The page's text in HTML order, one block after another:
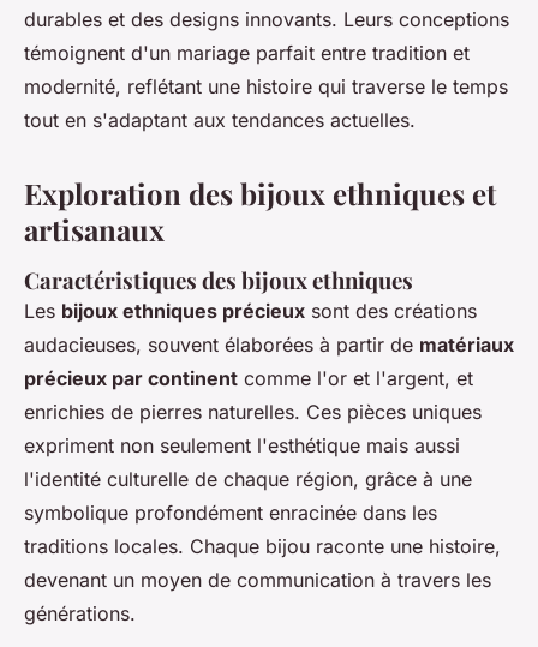
durables et des designs innovants. Leurs conceptions
témoignent d'un mariage parfait entre tradition et
modernité, reflétant une histoire qui traverse le temps
tout en s'adaptant aux tendances actuelles.
Exploration des bijoux ethniques et
artisanaux
Caractéristiques des bijoux ethniques
Les bijoux ethniques précieux sont des créations
audacieuses, souvent élaborées à partir de matériaux
précieux par continent comme l'or et l'argent, et
enrichies de pierres naturelles. Ces pièces uniques
expriment non seulement l'esthétique mais aussi
l'identité culturelle de chaque région, grâce à une
symbolique profondément enracinée dans les
traditions locales. Chaque bijou raconte une histoire,
devenant un moyen de communication à travers les
générations.